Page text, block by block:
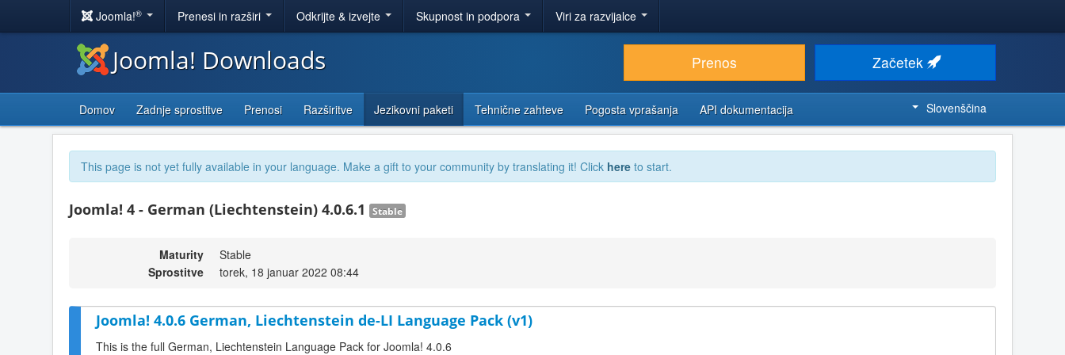
Joomla!® Prenesi in razširi Odkrijte & izvejte Skupnost in podpora Viri za razvijalce
Joomla! Downloads Prenos Začetek
Domov Zadnje sprostitve Prenosi Razširitve Jezikovni paketi Tehnične zahteve Pogosta vprašanja API dokumentacija Slovenščina
This page is not yet fully available in your language. Make a gift to your community by translating it! Click here to start.
Joomla! 4 - German (Liechtenstein) 4.0.6.1 Stable
Maturity
Stable
Sprostitve
torek, 18 januar 2022 08:44
Joomla! 4.0.6 German, Liechtenstein de-LI Language Pack (v1)
This is the full German, Liechtenstein Language Pack for Joomla! 4.0.6